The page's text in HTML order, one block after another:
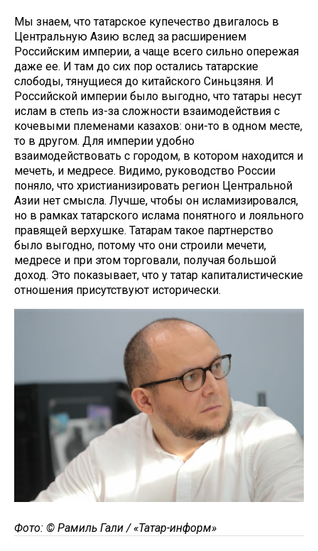
Мы знаем, что татарское купечество двигалось в
Центральную Азию вслед за расширением
Российским империи, а чаще всего сильно опережая
даже ее. И там до сих пор остались татарские
слободы, тянущиеся до китайского Синьцзяня. И
Российской империи было выгодно, что татары несут
ислам в степь из-за сложности взаимодействия с
кочевыми племенами казахов: они-то в одном месте,
то в другом. Для империи удобно
взаимодействовать с городом, в котором находится и
мечеть, и медресе. Видимо, руководство России
поняло, что христианизировать регион Центральной
Азии нет смысла. Лучше, чтобы он исламизировался,
но в рамках татарского ислама понятного и лояльного
правящей верхушке. Татарам такое партнерство
было выгодно, потому что они строили мечети,
медресе и при этом торговали, получая большой
доход. Это показывает, что у татар капиталистические
отношения присутствуют исторически.
Фото: © Рамиль Гали / «Татар-информ»